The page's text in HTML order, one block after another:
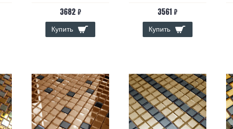
3682 ₽
Купить
3561 ₽
Купить